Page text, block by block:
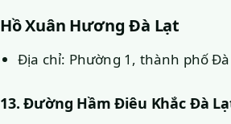
Hồ Xuân Hương Đà Lạt
Địa chỉ: Phường 1, thành phố
13. Đường Hầm Điêu Khắc Đà